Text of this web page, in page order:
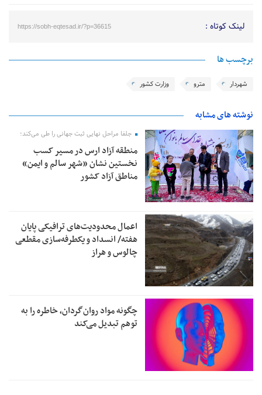
لینک کوتاه : https://sobh-eqtesad.ir/?p=36615
برچسب ها
شهردار مترو وزارت کشور
نوشته های مشابه
جلفا مراحل نهایی ثبت جهانی را طی می‌کند؛
منطقه آزاد ارس در مسیر کسب
نخستین نشان «شهر سالم و ایمن»
مناطق آزاد کشور
اعمال محدودیت‌های ترافیکی پایان
هفته/ انسداد و یکطرفه‌سازی مقطعی
چالوس و هراز
چگونه مواد روان‌گردان، خاطره را به
توهم تبدیل می‌کند